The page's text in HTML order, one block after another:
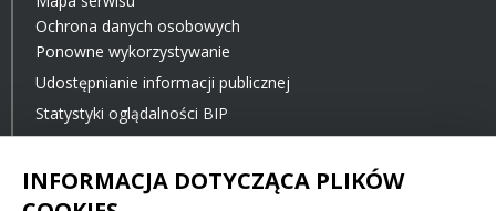
Ochrona danych osobowych
Ponowne wykorzystywanie
Udostępnianie informacji publicznej
Statystyki oglądalności BIP
Ostatnia aktualizacja BIP: 23.11.2021 12:00
INFORMACJA DOTYCZĄCA PLIKÓW